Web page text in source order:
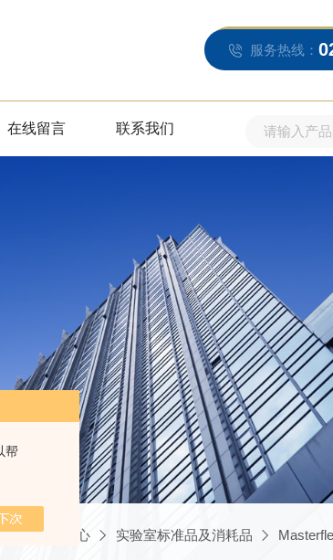
帮
服务热线：
在线留言 联系我们
产品中心 实验室标准品及消耗品 Masterflex